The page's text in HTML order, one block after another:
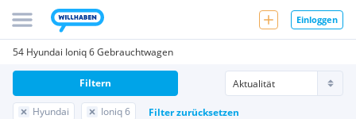
Einloggen
54 Hyundai Ioniq 6 Gebrauchtwagen
Hyundai Ioniq 6 Filter zurücksetzen
Filtern